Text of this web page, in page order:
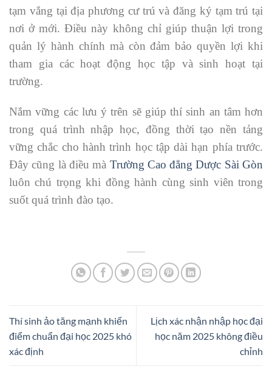
tạm vắng tại địa phương cư trú và đăng ký tạm trú tại
nơi ở mới. Điều này không chỉ giúp thuận lợi trong
quản lý hành chính mà còn đảm bảo quyền lợi khi
tham gia các hoạt động học tập và sinh hoạt tại
trường.
Nắm vững các lưu ý trên sẽ giúp thí sinh an tâm hơn
trong quá trình nhập học, đồng thời tạo nền tảng
vững chắc cho hành trình học tập dài hạn phía trước.
Đây cũng là điều mà Trường Cao đẳng Dược Sài Gòn
luôn chú trọng khi đồng hành cùng sinh viên trong
suốt quá trình đào tạo.
Thí sinh ảo tăng mạnh khiến
điểm chuẩn đại học 2025 khó
xác định
Lịch xác nhận nhập học đại
học năm 2025 không điều
chỉnh